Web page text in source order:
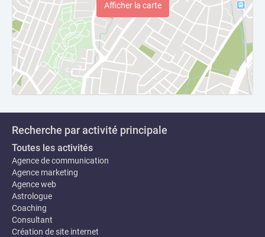
Afficher la carte
Recherche par activité principale
Toutes les activités
Agence de communication
Agence marketing
Agence web
Astrologue
Coaching
Consultant
Création de site internet